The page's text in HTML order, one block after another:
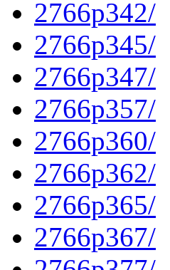
2766p342/
2766p345/
2766p347/
2766p357/
2766p360/
2766p362/
2766p365/
2766p367/